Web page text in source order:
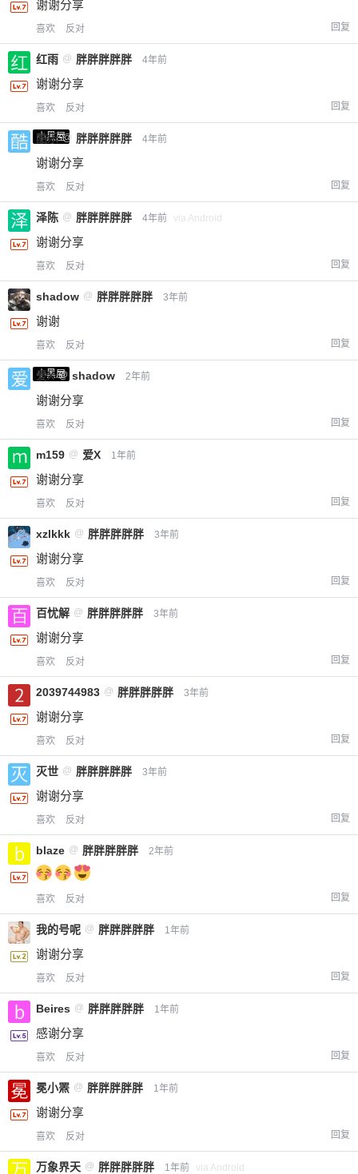
谢谢分享
喜欢 反对 回复
红雨 @ 胖胖胖胖胖 4年前
谢谢分享
喜欢 反对 回复
小黑屋
酷乐 @ 胖胖胖胖胖 4年前
谢谢分享
喜欢 反对 回复
泽陈 @ 胖胖胖胖胖 4年前 via Android
谢谢分享
喜欢 反对 回复
shadow @ 胖胖胖胖胖 3年前
谢谢
喜欢 反对 回复
小黑屋
爱X @ shadow 2年前
谢谢分享
喜欢 反对 回复
m159 @ 爱X 1年前
谢谢分享
喜欢 反对 回复
xzlkkk @ 胖胖胖胖胖 3年前
谢谢分享
喜欢 反对 回复
百忧解 @ 胖胖胖胖胖 3年前
谢谢分享
喜欢 反对 回复
2039744983 @ 胖胖胖胖胖 3年前
谢谢分享
喜欢 反对 回复
灭世 @ 胖胖胖胖胖 3年前
谢谢分享
喜欢 反对 回复
blaze @ 胖胖胖胖胖 2年前
喜欢 反对 回复
我的号呢 @ 胖胖胖胖胖 1年前
谢谢分享
喜欢 反对 回复
Beires @ 胖胖胖胖胖 1年前
感谢分享
喜欢 反对 回复
冕小罴 @ 胖胖胖胖胖 1年前
谢谢分享
喜欢 反对 回复
万象界天 @ 胖胖胖胖胖 1年前 via Android